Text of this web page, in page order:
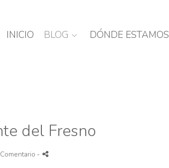
INICIO BLOG DÓNDE ESTAMOS
del Fresno
-